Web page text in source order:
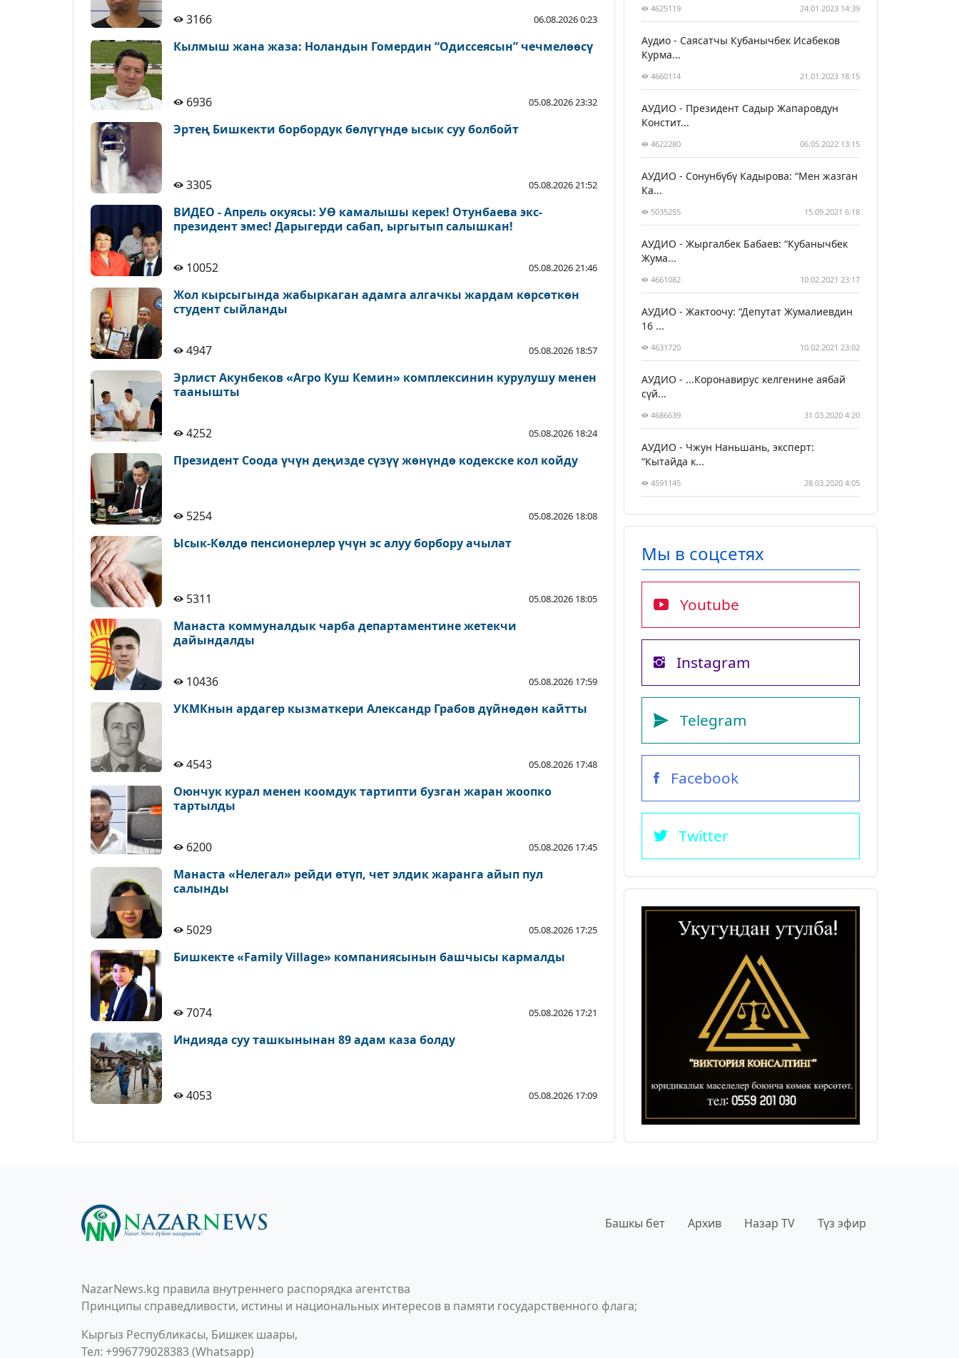
3166 06.08.2026 0:23
Кылмыш жана жаза: Ноландын Гомердин “Одиссеясын” чечмелөөсү
6936 05.08.2026 23:32
Эртең Бишкекти борбордук бөлүгүндө ысык суу болбойт
3305 05.08.2026 21:52
ВИДЕО - Апрель окуясы: УӨ камалышы керек! Отунбаева экс-
президент эмес! Дарыгерди сабап, ыргытып салышкан!
10052 05.08.2026 21:46
Жол кырсыгында жабыркаган адамга алгачкы жардам көрсөткөн
студент сыйланды
4947 05.08.2026 18:57
Эрлист Акунбеков «Агро Куш Кемин» комплексинин курулушу менен
таанышты
4252 05.08.2026 18:24
Президент Соода үчүн деңизде сүзүү жөнүндө кодекске кол койду
5254 05.08.2026 18:08
Ысык-Көлдө пенсионерлер үчүн эс алуу борбору ачылат
5311 05.08.2026 18:05
Манаста коммуналдык чарба департаментине жетекчи
дайындалды
10436 05.08.2026 17:59
УКМКнын ардагер кызматкери Александр Грабов дүйнөдөн кайтты
4543 05.08.2026 17:48
Оюнчук курал менен коомдук тартипти бузган жаран жоопко
тартылды
6200 05.08.2026 17:45
Манаста «Нелегал» рейди өтүп, чет элдик жаранга айып пул
салынды
5029 05.08.2026 17:25
Бишкекте «Family Village» компаниясынын башчысы кармалды
7074 05.08.2026 17:21
Индияда суу ташкынынан 89 адам каза болду
4053 05.08.2026 17:09
4625119 24.01.2023 14:39
Аудио - Саясатчы Кубанычбек Исабеков
Курма...
4660114 21.01.2023 18:15
АУДИО - Президент Садыр Жапаровдун
Констит...
4622280 06.05.2022 13:15
АУДИО - Сонунбүбү Кадырова: “Мен жазган
Ка...
5035255 15.09.2021 6:18
АУДИО - Жыргалбек Бабаев: “Кубанычбек
Жума...
4661082 10.02.2021 23:17
АУДИО - Жактоочу: “Депутат Жумалиевдин
16 ...
4631720 10.02.2021 23:02
АУДИО - ...Коронавирус келгенине аябай
сүй...
4686639 31.03.2020 4:20
АУДИО - Чжун Наньшань, эксперт:
“Кытайда к...
4591145 28.03.2020 4:05
Мы в соцсетях
Youtube
Instagram
Telegram
Facebook
Twitter
Башкы бет Архив Назар TV Түз эфир
NazarNews.kg правила внутреннего распорядка агентства
Принципы справедливости, истины и национальных интересов в памяти государственного флага;
Кыргыз Республикасы, Бишкек шаары,
Тел: +996779028383 (Whatsapp)